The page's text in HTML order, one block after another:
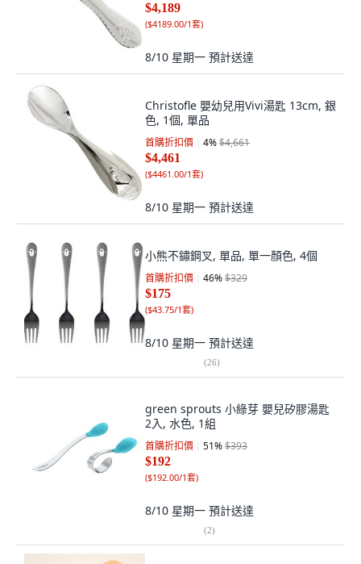
$4,189
($4189.00/1套)
8/10 星期一 預計送達
Christofle 嬰幼兒用Vivi湯匙 13cm, 銀
色, 1個, 單品
首購折扣價 4%$4,661
$4,461
($4461.00/1套)
8/10 星期一 預計送達
小熊不鏽鋼叉, 單品, 單一顏色, 4個
首購折扣價 46%$329
$175
($43.75/1套)
8/10 星期一 預計送達
(26)
green sprouts 小綠芽 嬰兒矽膠湯匙
2入, 水色, 1組
首購折扣價 51%$393
$192
($192.00/1套)
8/10 星期一 預計送達
(2)